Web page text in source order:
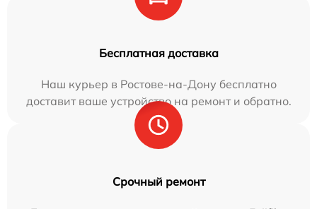
Бесплатная доставка
Наш курьер в Ростове-на-Дону бесплатно
доставит ваше устройство на ремонт и обратно.
Срочный ремонт